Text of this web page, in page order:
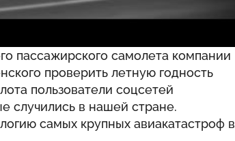
пассажирского самолета компании
проверить летную годность
пользователи соцсетей
случились в нашей стране.
самых крупных авиакатастроф в